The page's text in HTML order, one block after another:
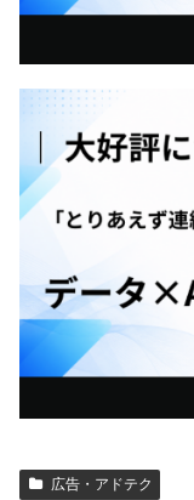
広告・アドテク